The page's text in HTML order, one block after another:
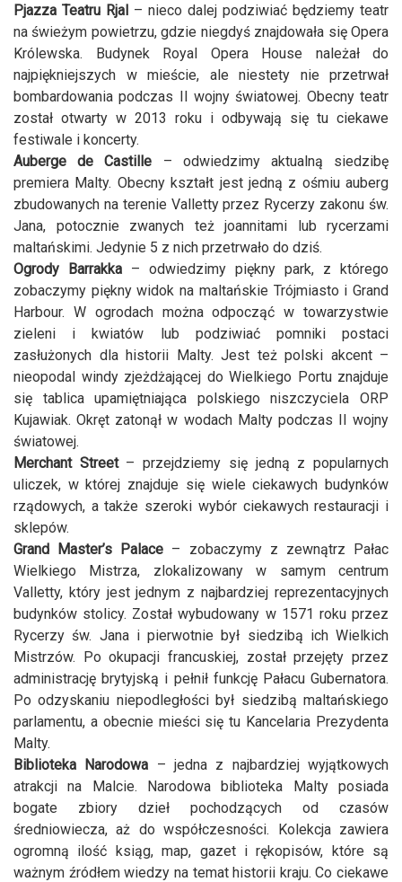
Pjazza Teatru Rjal – nieco dalej podziwiać będziemy teatr
na świeżym powietrzu, gdzie niegdyś znajdowała się Opera
Królewska. Budynek Royal Opera House należał do
najpiękniejszych w mieście, ale niestety nie przetrwał
bombardowania podczas II wojny światowej. Obecny teatr
został otwarty w 2013 roku i odbywają się tu ciekawe
festiwale i koncerty.
Auberge de Castille – odwiedzimy aktualną siedzibę
premiera Malty. Obecny kształt jest jedną z ośmiu auberg
zbudowanych na terenie Valletty przez Rycerzy zakonu św.
Jana, potocznie zwanych też joannitami lub rycerzami
maltańskimi. Jedynie 5 z nich przetrwało do dziś.
Ogrody Barrakka – odwiedzimy piękny park, z którego
zobaczymy piękny widok na maltańskie Trójmiasto i Grand
Harbour. W ogrodach można odpocząć w towarzystwie
zieleni i kwiatów lub podziwiać pomniki postaci
zasłużonych dla historii Malty. Jest też polski akcent –
nieopodal windy zjeżdżającej do Wielkiego Portu znajduje
się tablica upamiętniająca polskiego niszczyciela ORP
Kujawiak. Okręt zatonął w wodach Malty podczas II wojny
światowej.
Merchant Street– przejdziemy się jedną z popularnych
uliczek, w której znajduje się wiele ciekawych budynków
rządowych, a także szeroki wybór ciekawych restauracji i
sklepów.
Grand Master’s Palace – zobaczymy z zewnątrz Pałac
Wielkiego Mistrza, zlokalizowany w samym centrum
Valletty, który jest jednym z najbardziej reprezentacyjnych
budynków stolicy. Został wybudowany w 1571 roku przez
Rycerzy św. Jana i pierwotnie był siedzibą ich Wielkich
Mistrzów. Po okupacji francuskiej, został przejęty przez
administrację brytyjską i pełnił funkcję Pałacu Gubernatora.
Po odzyskaniu niepodległości był siedzibą maltańskiego
parlamentu, a obecnie mieści się tu Kancelaria Prezydenta
Malty.
Biblioteka Narodowa – jedna z najbardziej wyjątkowych
atrakcji na Malcie. Narodowa biblioteka Malty posiada
bogate zbiory dzieł pochodzących od czasów
średniowiecza, aż do współczesności. Kolekcja zawiera
ogromną ilość ksiąg, map, gazet i rękopisów, które są
ważnym źródłem wiedzy na temat historii kraju. Co ciekawe